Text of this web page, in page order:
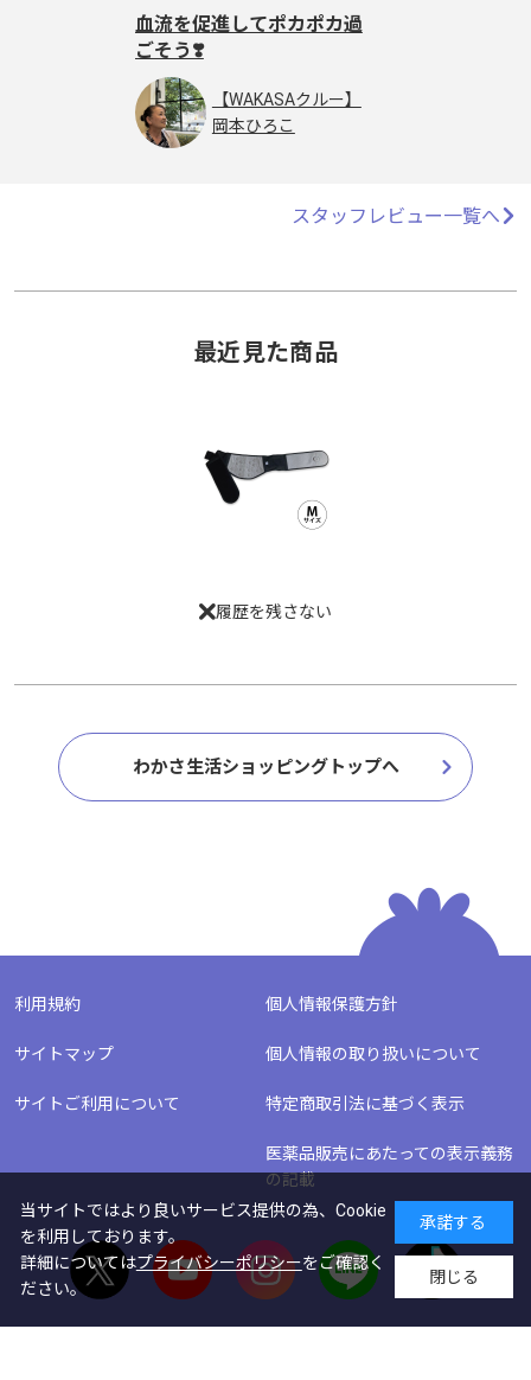
血流を促進してポカポカ過
ごそう❣️
【WAKASAクルー】
岡本ひろこ
スタッフレビュー一覧へ
最近見た商品
履歴を残さない
わかさ生活ショッピングトップへ
血流を促進してポカポカ過
ごそう❣️
【WAKASAクルー】
岡本ひろこ
スタッフレビュー一覧へ
最近見た商品
履歴を残さない
わかさ生活ショッピングトップへ
利用規約 個人情報保護方針
サイトマップ 個人情報の取り扱いについて
サイトご利用について 特定商取引法に基づく表示
医薬品販売にあたっての表示義務
の記載
当サイトではより良いサービス提供の為、Cookie
を利用しております。
詳細についてはプライバシーポリシーをご確認く
ださい。
閉じる
承諾する